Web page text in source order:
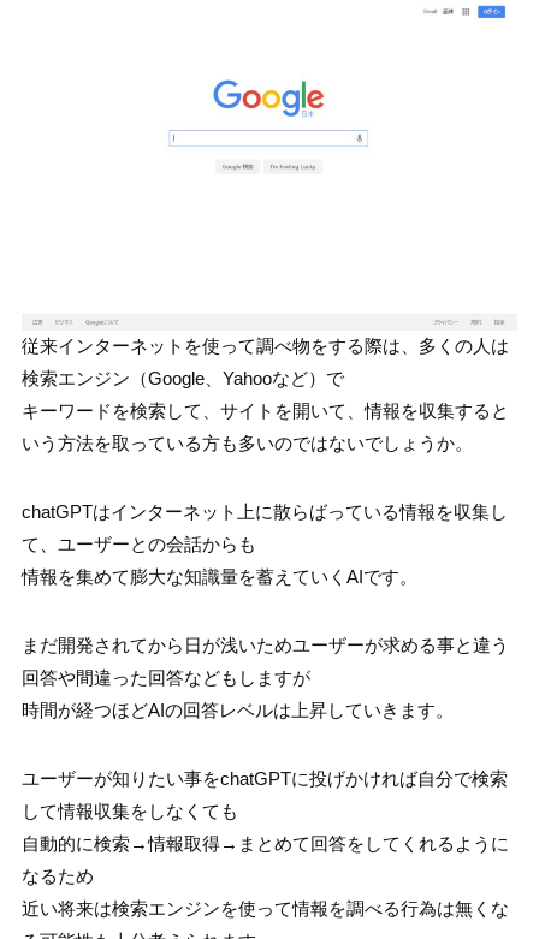
従来インターネットを使って調べ物をする際は、多くの人は
検索エンジン（Google、Yahooなど）で
キーワードを検索して、サイトを開いて、情報を収集すると
いう方法を取っている方も多いのではないでしょうか。
chatGPTはインターネット上に散らばっている情報を収集し
て、ユーザーとの会話からも
情報を集めて膨大な知識量を蓄えていくAIです。
まだ開発されてから日が浅いためユーザーが求める事と違う
回答や間違った回答などもしますが
時間が経つほどAIの回答レベルは上昇していきます。
ユーザーが知りたい事をchatGPTに投げかければ自分で検索
して情報収集をしなくても
自動的に検索→情報取得→まとめて回答をしてくれるように
なるため
近い将来は検索エンジンを使って情報を調べる行為は無くな